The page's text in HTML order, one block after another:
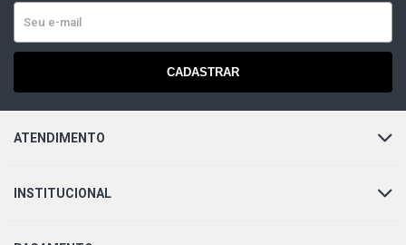
CADASTRAR
ATENDIMENTO
INSTITUCIONAL